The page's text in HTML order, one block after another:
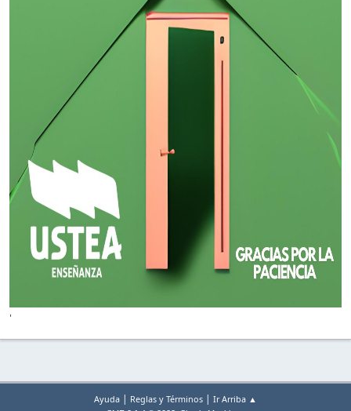
'
Ayuda | Reglas y Términos | Ir Arriba ▲